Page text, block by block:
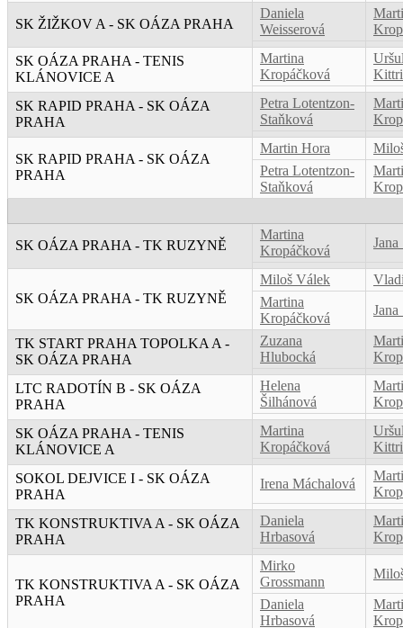
SK ŽIŽKOV A - SK OÁZA PRAHA
Daniela
Weisserová
SK OÁZA PRAHA - TENIS
KLÁNOVICE A
Martina
Kropáčková
SK RAPID PRAHA - SK OÁZA
PRAHA
Petra Lotentzon-
Staňková
SK RAPID PRAHA - SK OÁZA
PRAHA
Martin Hora
Petra Lotentzon-
Staňková
SK OÁZA PRAHA - TK RUZYNĚ
Martina
Kropáčková
SK OÁZA PRAHA - TK RUZYNĚ
Miloš Válek
Martina
Kropáčková
TK START PRAHA TOPOLKA A -
SK OÁZA PRAHA
Zuzana
Hlubocká
LTC RADOTÍN B - SK OÁZA
PRAHA
Helena
Šilhánová
SK OÁZA PRAHA - TENIS
KLÁNOVICE A
Martina
Kropáčková
SOKOL DEJVICE I - SK OÁZA
PRAHA
Irena Máchalová
TK KONSTRUKTIVA A - SK OÁZA
PRAHA
Daniela
Hrbasová
TK KONSTRUKTIVA A - SK OÁZA
PRAHA
Mirko
Grossmann
Daniela
Hrbasová